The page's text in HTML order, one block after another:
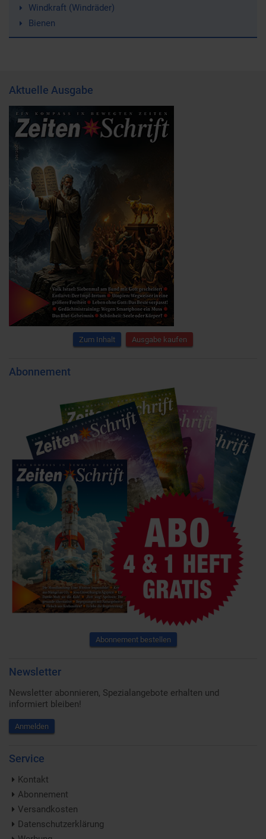
Windkraft (Windräder)
Bienen
Aktuelle Ausgabe
Zum Inhalt Ausgabe kaufen
Abonnement
Abonnement bestellen
Newsletter
Newsletter abonnieren, Spezialangebote erhalten und
informiert bleiben!
Anmelden
Service
Kontakt
Abonnement
Versandkosten
Datenschutzerklärung